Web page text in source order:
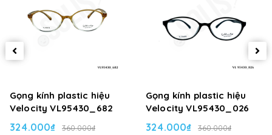
Gọng kính plastic hiệu
Velocity VL95430_682
324.000₫ 360.000₫
Gọng kính plastic hiệu
Velocity VL95430_026
324.000₫ 360.000₫